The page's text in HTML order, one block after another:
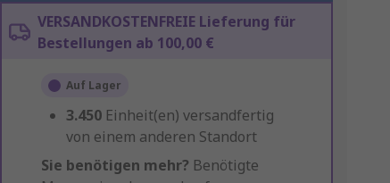
VERSANDKOSTENFREIE Lieferung für
Bestellungen ab 100,00 €
Auf Lager
3.450 Einheit(en) versandfertig
von einem anderen Standort
Sie benötigen mehr? Benötigte